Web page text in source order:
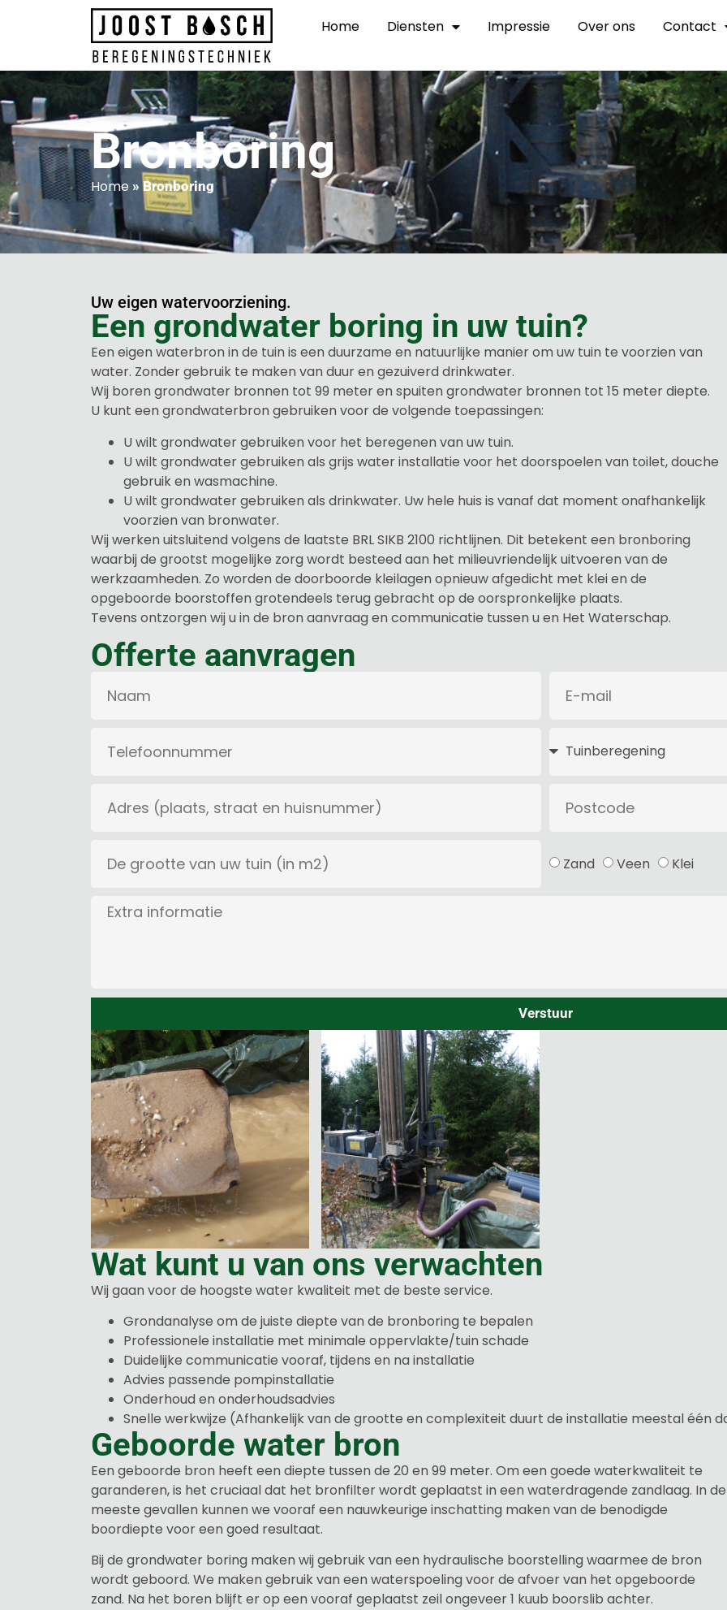
Home Diensten Impressie Over ons Contact
Bronboring
Home »Bronboring
Uw eigen watervoorziening.
Een grondwater boring in uw tuin?
Een eigen waterbron in de tuin is een duurzame en natuurlijke manier om uw tuin te voorzien van
water. Zonder gebruik te maken van duur en gezuiverd drinkwater.
Wij boren grondwater bronnen tot 99 meter en spuiten grondwater bronnen tot 15 meter diepte.
U kunt een grondwaterbron gebruiken voor de volgende toepassingen:
U wilt grondwater gebruiken voor het beregenen van uw tuin.
U wilt grondwater gebruiken als grijs water installatie voor het doorspoelen van toilet, douche
gebruik en wasmachine.
U wilt grondwater gebruiken als drinkwater. Uw hele huis is vanaf dat moment onafhankelijk
voorzien van bronwater.
Wij werken uitsluitend volgens de laatste BRL SIKB 2100 richtlijnen. Dit betekent een bronboring
waarbij de grootst mogelijke zorg wordt besteed aan het milieuvriendelijk uitvoeren van de
werkzaamheden. Zo worden de doorboorde kleilagen opnieuw afgedicht met klei en de
opgeboorde boorstoffen grotendeels terug gebracht op de oorspronkelijke plaats.
Tevens ontzorgen wij u in de bron aanvraag en communicatie tussen u en Het Waterschap.
Offerte aanvragen
Zand Veen Klei
Verstuur
Wat kunt u van ons verwachten
Wij gaan voor de hoogste water kwaliteit met de beste service.
Grondanalyse om de juiste diepte van de bronboring te bepalen
Professionele installatie met minimale oppervlakte/tuin schade
Duidelijke communicatie vooraf, tijdens en na installatie
Advies passende pompinstallatie
Onderhoud en onderhoudsadvies
Snelle werkwijze (Afhankelijk van de grootte en complexiteit duurt de installatie meestal één
Geboorde water bron
Een geboorde bron heeft een diepte tussen de 20 en 99 meter. Om een goede waterkwaliteit te
garanderen, is het cruciaal dat het bronfilter wordt geplaatst in een waterdragende zandlaag. In de
meeste gevallen kunnen we vooraf een nauwkeurige inschatting maken van de benodigde
boordiepte voor een goed resultaat.
Bij de grondwater boring maken wij gebruik van een hydraulische boorstelling waarmee de bron
wordt geboord. We maken gebruik van een waterspoeling voor de afvoer van het opgeboorde
zand. Na het boren blijft er op een vooraf geplaatst zeil ongeveer 1 kuub boorslib achter.